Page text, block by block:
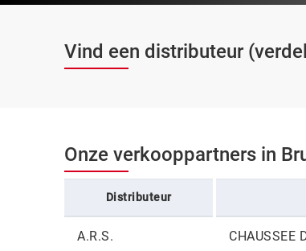
Vind een distributeur
Onze verkooppartners in
Distributeur
A.R.S. CHAUSSEE